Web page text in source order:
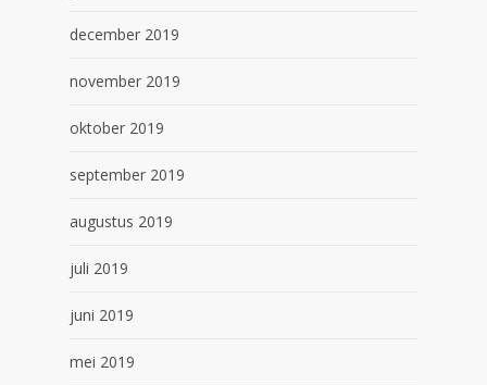
december 2019
november 2019
oktober 2019
september 2019
augustus 2019
juli 2019
juni 2019
mei 2019